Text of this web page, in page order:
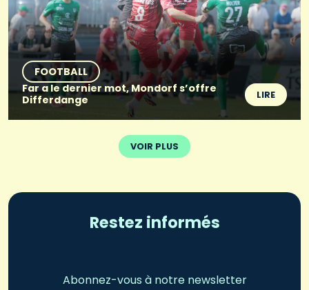
FOOTBALL
Far a le dernier mot, Mondorf s’offre
Differdange
LIRE
VOIR PLUS
Restez informés
Abonnez-vous à notre newsletter